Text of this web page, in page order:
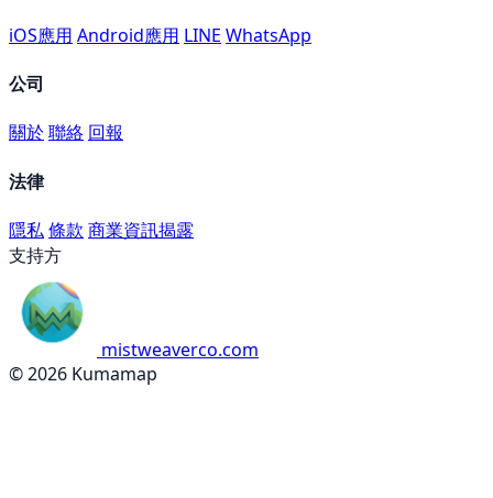
iOS應用 Android應用 LINE WhatsApp
公司
關於聯絡 回報
法律
隱私條款 商業資訊揭露
支持方
mistweaverco.com
© 2026 Kumamap